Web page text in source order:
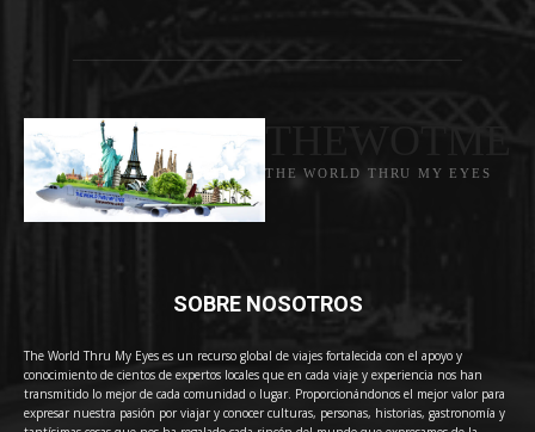
THE WORLD THRU MY EYES
SOBRE NOSOTROS
The World Thru My Eyes es un recurso global de viajes fortalecida con el apoyo y
conocimiento de cientos de expertos locales que en cada viaje y experiencia nos han
transmitido lo mejor de cada comunidad o lugar. Proporcionándonos el mejor valor para
expresar nuestra pasión por viajar y conocer culturas, personas, historias, gastronomía y